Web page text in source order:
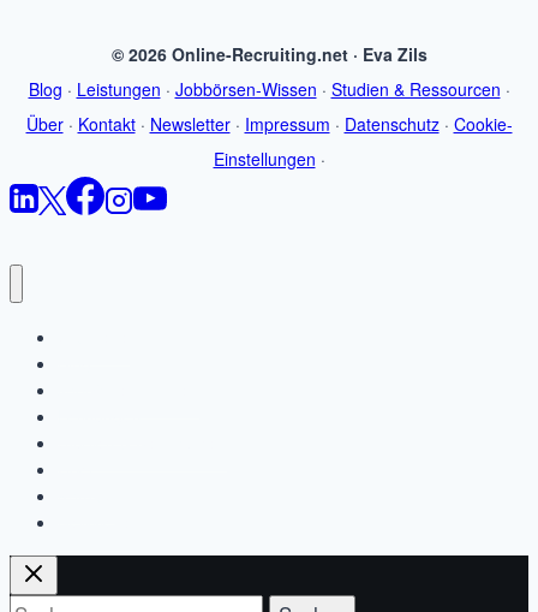
© 2026 Online-Recruiting.net · Eva Zils
Blog · Leistungen · Jobbörsen-Wissen · Studien & Ressourcen ·
Über· Kontakt· Newsletter· Impressum · Datenschutz· Cookie-
Einstellungen ·